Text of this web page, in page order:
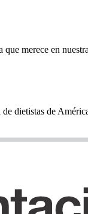
merece en
dietistas de